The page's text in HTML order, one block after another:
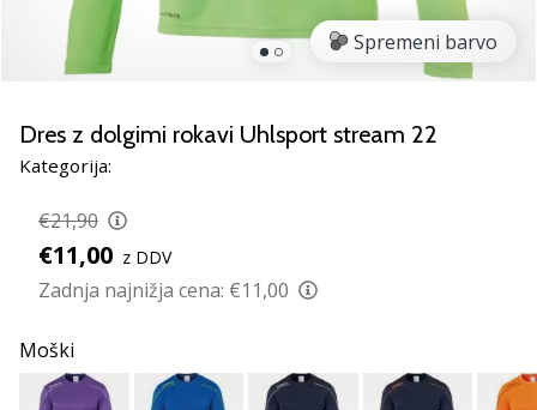
rokomentske
copate
PUMA
NITRO
5!
tehnične
novosti
in
ali
se
splača…
Spremeni barvo
Dres z dolgimi rokavi Uhlsport stream 22
Kategorija:
€21,90
€11,00 z DDV
Zadnja najnižja cena: €11,00
Moški